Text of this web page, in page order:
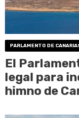
PARLAMENTO DE
El
legal para
himno de